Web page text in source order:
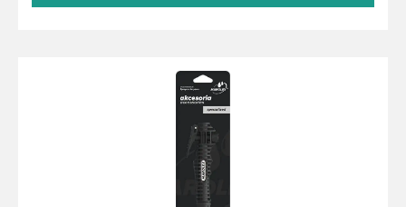
und Desinfektionseinheiten aus Edelstahl.-
bedienen.- Offene Standfläche für den
ungehinderten Ablauf von verschütteten
Flüssigkeiten.- Ergonomische
Kunststoffgriffleiste.- Zwei seitlich angebrachte
Lanzenköcher.- Platz für zwei Chemiebehälter mit
bis zu jeweils 25 kg Fassung.- HxBxT